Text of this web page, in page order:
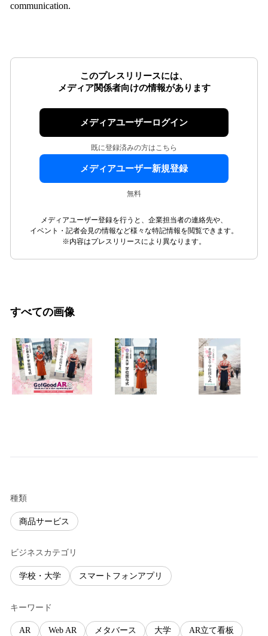
communication.
このプレスリリースには、
メディア関係者向けの情報があります
メディアユーザーログイン
既に登録済みの方はこちら
メディアユーザー新規登録
無料
メディアユーザー登録を行うと、企業担当者の連絡先や、
イベント・記者会見の情報など様々な特記情報を閲覧できます。
※内容はプレスリリースにより異なります。
すべての画像
種類
商品サービス
ビジネスカテゴリ
学校・大学 スマートフォンアプリ
キーワード
AR Web AR メタバース 大学 AR立て看板